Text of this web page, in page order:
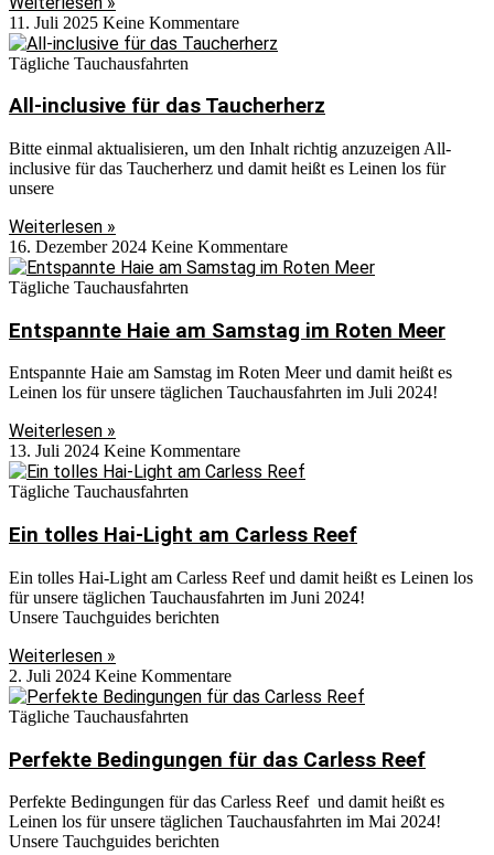
11. Juli 2025 Keine Kommentare
Tägliche Tauchausfahrten
All-inclusive für das Taucherherz
Bitte einmal aktualisieren, um den Inhalt richtig anzuzeigen All-
inclusive für das Taucherherz und damit heißt es Leinen los für
unsere
Weiterlesen »
16. Dezember 2024 Keine Kommentare
Tägliche Tauchausfahrten
Entspannte Haie am Samstag im Roten Meer
Entspannte Haie am Samstag im Roten Meer und damit heißt es
Leinen los für unsere täglichen Tauchausfahrten im Juli 2024!
Weiterlesen »
13. Juli 2024 Keine Kommentare
Tägliche Tauchausfahrten
Ein tolles Hai-Light am Carless Reef
Ein tolles Hai-Light am Carless Reef und damit heißt es Leinen los
für unsere täglichen Tauchausfahrten im Juni 2024!
Unsere Tauchguides berichten
Weiterlesen »
2. Juli 2024 Keine Kommentare
Tägliche Tauchausfahrten
Perfekte Bedingungen für das Carless Reef
Perfekte Bedingungen für das Carless Reef und damit heißt es
Leinen los für unsere täglichen Tauchausfahrten im Mai 2024!
Unsere Tauchguides berichten